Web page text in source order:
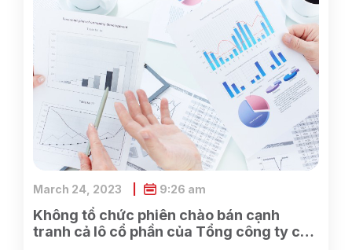
Không tổ chức phiên chào bán cạnh
tranh cả lô cổ phần của Tổng công ty cổ
March 24, 2023 9:26 am